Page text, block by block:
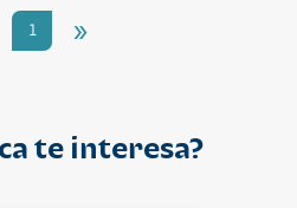
1 »
te interesa?